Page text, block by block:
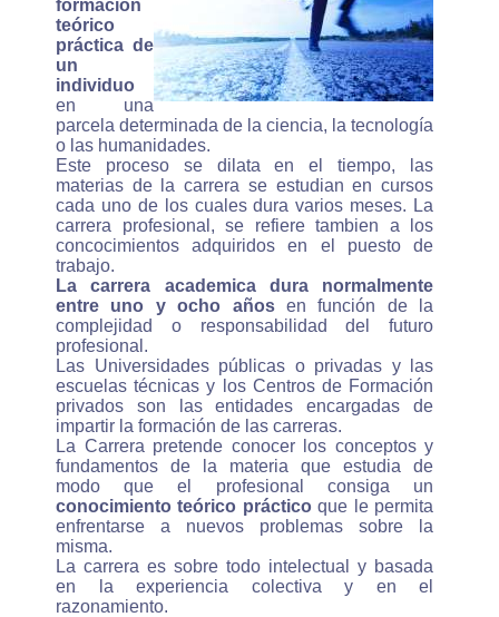
formación
teórico
práctica de
un
individuo
en una
parcela determinada de la ciencia, la tecnología
o las humanidades.
Este proceso se dilata en el tiempo, las
materias de la carrera se estudian en cursos
cada uno de los cuales dura varios meses. La
carrera profesional, se refiere tambien a los
concocimientos adquiridos en el puesto de
trabajo.
La carrera academica dura normalmente
entre uno y ocho añosen función de la
complejidad o responsabilidad del futuro
profesional.
Las Universidades públicas o privadas y las
escuelas técnicas y los Centros de Formación
privados son las entidades encargadas de
impartir la formación de las carreras.
La Carrera pretende conocer los conceptos y
fundamentos de la materia que estudia de
modo que el profesional consiga un
conocimiento teórico prácticoque le permita
enfrentarse a nuevos problemas sobre la
misma.
La carrera es sobre todo intelectual y basada
en la experiencia colectiva y en el
razonamiento.